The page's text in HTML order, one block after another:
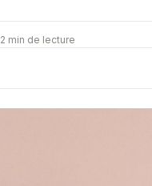
2 min de lecture